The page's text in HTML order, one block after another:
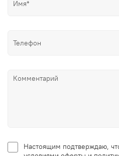
Настоящим подтверждаю,